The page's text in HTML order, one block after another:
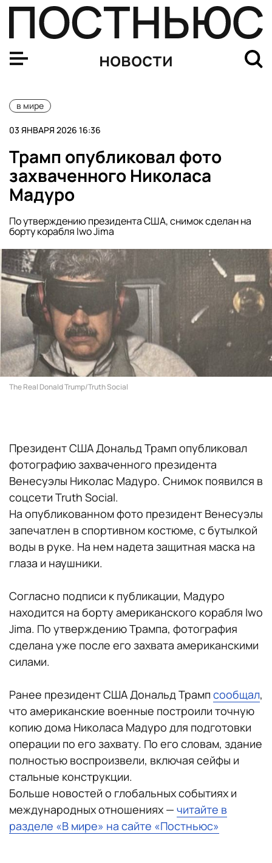
новости
в мире
03 ЯНВАРЯ 2026 16:36
Трамп опубликовал фото
захваченного Николаса
Мадуро
По утверждению президента США, снимок сделан на
борту корабля Iwo Jima
The Real Donald Trump/Truth Social
Президент США Дональд Трамп опубликовал
фотографию захваченного президента
Венесуэлы Николас Мадуро. Снимок появился в
соцсети Truth Social.
На опубликованном фото президент Венесуэлы
запечатлен в спортивном костюме, с бутылкой
воды в руке. На нем надета защитная маска на
глаза и наушники.
Согласно подписи к публикации, Мадуро
находится на борту американского корабля Iwo
Jima. По утверждению Трампа, фотография
сделана уже после его захвата американскими
силами.
Ранее президент США Дональд Трамп сообщал,
что американские военные построили точную
копию дома Николаса Мадуро для подготовки
операции по его захвату. По его словам, здание
полностью воспроизвели, включая сейфы и
стальные конструкции.
Больше новостей о глобальных событиях и
международных отношениях — читайте в
разделе «В мире» на сайте «Постньюс»
Глава МИД Венесуэлы: Мадуро должен вернуться на